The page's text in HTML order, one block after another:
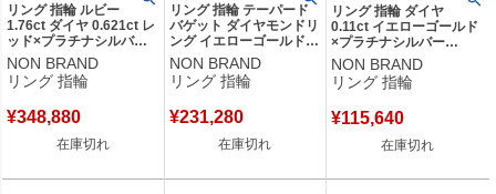
リング 指輪 ルビー
1.76ct ダイヤ 0.621ct レ
ッド×プラチナシルバー
赤 1P 1石 1粒 プラチナ
トリリアントカット オー
バル 10号 【中古】
NON BRAND
リング 指輪
¥348,880
在庫切れ
リング 指輪 テーパード
バゲット ダイヤモンドリ
ング イエローゴールド
K18 Au750 YG 1.55ct バ
ゲットカット 11.5号
【中古】
NON BRAND
リング 指輪
¥231,280
在庫切れ
リング 指輪 ダイヤ
0.11ct イエローゴールド
×プラチナシルバー
K18YG×PT Au750 18K
18金 プラチナ Pt850 メ
レ 7P 7石 7粒 フラワーモ
【中古】
NON BRAND
リング 指輪
¥115,640
在庫切れ